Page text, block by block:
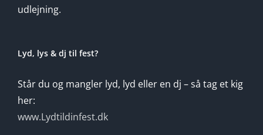
udlejning.
Lyd, lys & dj til fest?
Står du og mangler lyd, lyd eller en dj – så tag et kig
her:
www.Lydtildinfest.dk